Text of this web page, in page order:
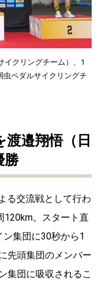
クリングチーム）、1
虫ペダルサイクリングチ
邉翔悟（日
勝
る交流戦として行わ
120km。スタート直
集団に30秒から1
先頭集団のメンバー
集団に吸収されるこ